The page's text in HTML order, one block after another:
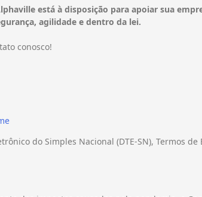
está à disposição para apoiar sua
agilidade e dentro da lei.
conosco!
do Simples Nacional (DTE-SN), Termos de